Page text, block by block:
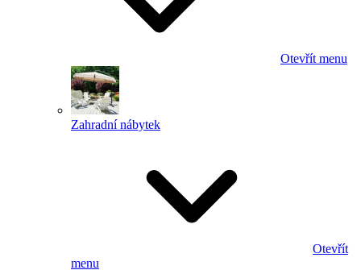
Otevřít menu
Zahradní nábytek
Otevřít
menu